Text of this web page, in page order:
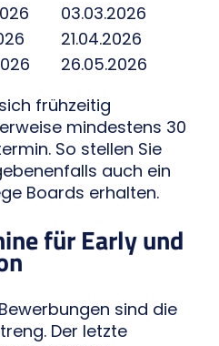
03.03.2026
21.04.2026
26.05.2026
frühzeitig
mindestens 30
So stellen Sie
auch ein
Boards erhalten.
für Early und
sind die
Der letzte